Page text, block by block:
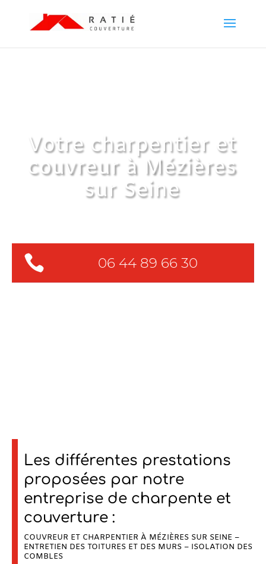
Votre charpentier et
couvreur à Mézières
sur Seine
 06 44 89 66 30
Les différentes prestations
proposées par notre
entreprise de charpente et
couverture :
COUVREUR ET CHARPENTIER À MÉZIÈRES SUR SEINE –
ENTRETIEN DES TOITURES ET DES MURS – ISOLATION DES
COMBLES